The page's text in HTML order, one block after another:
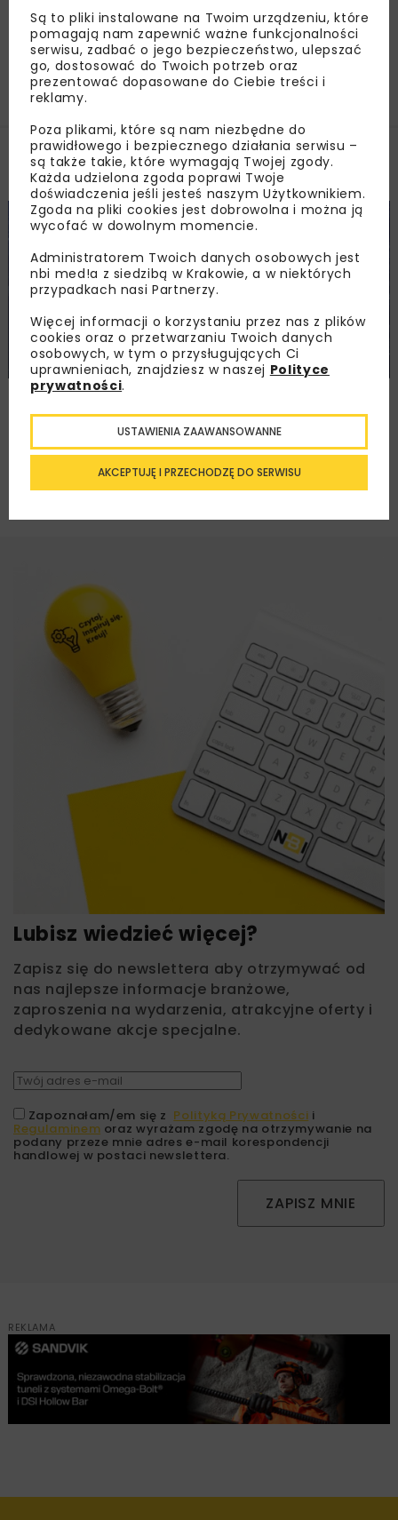
gotowe
Załaduj więcej...
Filmy
DROGI KOLEJ MOSTY FILMY
prof. Adam Wysokowski o wiadukcie w Zielonej
Górze
Lubisz wiedzieć więcej?
Zapisz się do newslettera aby otrzymywać od
nas najlepsze informacje branżowe,
zaproszenia na wydarzenia, atrakcyjne oferty i
dedykowane akcje specjalne.
Zapoznałam/em się z Polityką Prywatności i
Regulaminem oraz wyrażam zgodę na otrzymywanie na
podany przeze mnie adres e-mail korespondencji
handlowej w postaci newslettera.
ZAPISZ MNIE
REKLAMA
Są to pliki instalowane na Twoim urządzeniu, które
pomagają nam zapewnić ważne funkcjonalności
serwisu, zadbać o jego bezpieczeństwo, ulepszać
go, dostosować do Twoich potrzeb oraz
prezentować dopasowane do Ciebie treści i
reklamy.
Poza plikami, które są nam niezbędne do
prawidłowego i bezpiecznego działania serwisu –
są także takie, które wymagają Twojej zgody.
Każda udzielona zgoda poprawi Twoje
doświadczenia jeśli jesteś naszym Użytkownikiem.
Zgoda na pliki cookies jest dobrowolna i można ją
wycofać w dowolnym momencie.
Administratorem Twoich danych osobowych jest
nbi med!a z siedzibą w Krakowie, a w niektórych
przypadkach nasi Partnerzy.
Więcej informacji o korzystaniu przez nas z plików
cookies oraz o przetwarzaniu Twoich danych
osobowych, w tym o przysługujących Ci
uprawnieniach, znajdziesz w naszej Polityce
prywatności.
AKCEPTUJĘ I PRZECHODZĘ DO SERWISU
USTAWIENIA ZAAWANSOWANNE